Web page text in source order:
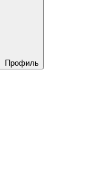
Профиль